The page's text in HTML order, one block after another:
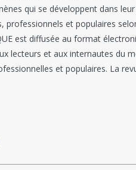
qui se développent dans
professionnels et populaires
est diffusée au format
lecteurs et aux internautes du
et populaires. La